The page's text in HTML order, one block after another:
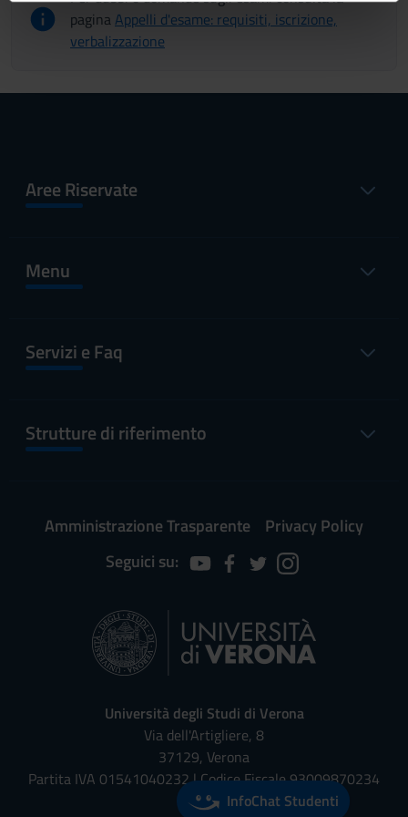
informazioni sul modo in cui utilizzi il nostro sito con i
nostri partner che si occupano di analisi dei dati web,
pubblicità e social media, i quali potrebbero combinarle
raccolto dal tuo utilizzo dei loro servizi.
paginaAppelli d'esame: requisiti, iscrizione,
verbalizzazione
Aree Riservate
Menu
Servizi e Faq
Strutture di riferimento
Amministrazione Trasparente
Privacy Policy
Seguici su:
Università degli Studi di Verona
Via dell'Artigliere, 8
37129, Verona
Partita IVA 01541040232 | Codice Fiscale 93009870234
InfoChat Studenti